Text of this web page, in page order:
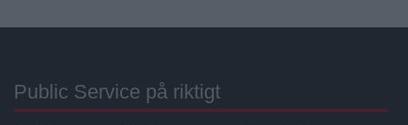
Public Service på riktigt